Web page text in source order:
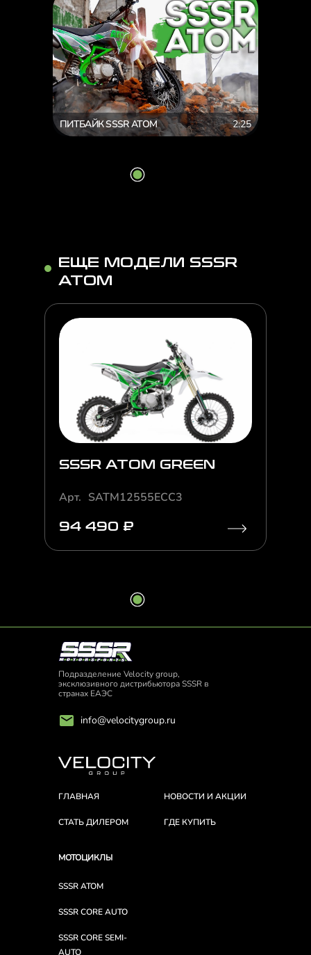
ПИТБАЙК SSSR ATOM 2:25
ЕЩЕ МОДЕЛИ SSSR
ATOM
SSSR ATOM GREEN
Арт. SATM12555ECC3
94 490 ₽
Подразделение Velocity group,
эксклюзивного дистрибьютора SSSR в
странах ЕАЭС
ГЛАВНАЯ НОВОСТИ И АКЦИИ
СТАТЬ ДИЛЕРОМ ГДЕ КУПИТЬ
МОТОЦИКЛЫ
SSSR ATOM
SSSR CORE AUTO
SSSR CORE SEMI-
AUTO
info@velocitygroup.ru